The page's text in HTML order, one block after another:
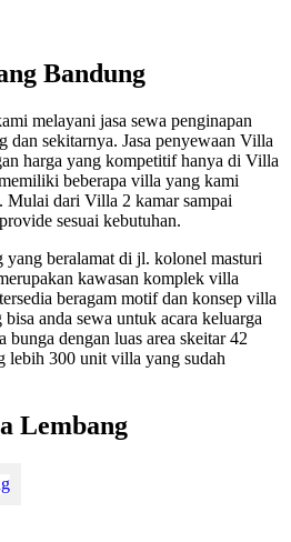
Bandung
melayani jasa sewa penginapan
sekitarnya. Jasa penyewaan Villa
harga yang kompetitif hanya di Villa
beberapa villa yang kami
Mulai dari Villa 2 kamar sampai
sesuai kebutuhan.
beralamat di jl. kolonel masturi
kawasan komplek villa
beragam motif dan konsep villa
anda sewa untuk acara keluarga
bunga dengan luas area skeitar 42
lebih 300 unit villa yang sudah
Lembang